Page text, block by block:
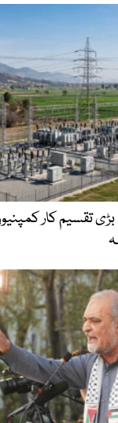
حکومت کا بجلی کی 3 بڑی تقسیم